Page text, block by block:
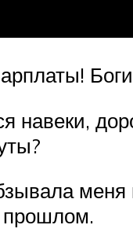
навеки,
меня
прошлом.